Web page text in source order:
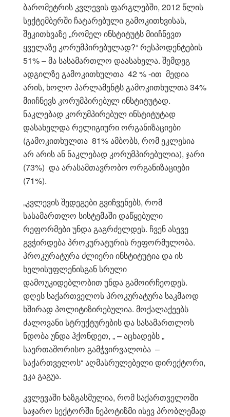
ბარომეტრის კვლევის ფარგლებში, 2012 წლის
სექტემბერში ჩატარებული გამოკითხვისას,
შეკითხვაზე „რომელ ინსტიტუტს მიიჩნევთ
ყველაზე კორუმპირებულად?“ რესპოდენტების
51% – მა სასამართლო დაასახელა. შემდეგ
ადგილზე გამოკითხულთა 42 % -ით მედია
არის, ხოლო პარლამენტს გამოკითხულთა 34%
მიიჩნევს კორუმპირებულ ინსტიტუტად.
ნაკლებად კორუმპირებულ ინსტიტუტად
დასახელდა რელიგიური ორგანიზაციები
(გამოკითხულთა 81% ამბობს, რომ ეკლესია
არ არის ან ნაკლებად კორუმპირებულია), ჯარი
(73%) და არასამთავრობო ორგანიზაციები
(71%).
„კვლევის შედეგები გვიჩვენებს, რომ
სასამართლო სისტემაში დაწყებული
რეფორმები უნდა გაგრძელდეს. ჩვენ ასევე
გვჭირდება პროკურატურის რეფორმულობა.
პროკურატურა ძლიერი ინსტიტუტია და ის
ხელისუფლენისგან სრული
დამოუკიდებლობით უნდა გამოირჩეოდეს.
დღეს საქართველოს პროკურატურა საკმაოდ
ხშირად პოლიტიზირებულია. მოქალაქეებს
ძალოვანი სტრუქტურების და სასამართლოს
ნდობა უნდა ჰქონდეთ, „ – აცხადებს „
საერთაშორისო გამჭვირვალობა –
საქართველოს“ აღმასრულებელი დირექტორი,
ეკა გაგუა.
კვლევაში ხაზგასმულია, რომ საქართველოში
საჯარო სექტორში ნეპოტიზმი ისევ პრობლემად